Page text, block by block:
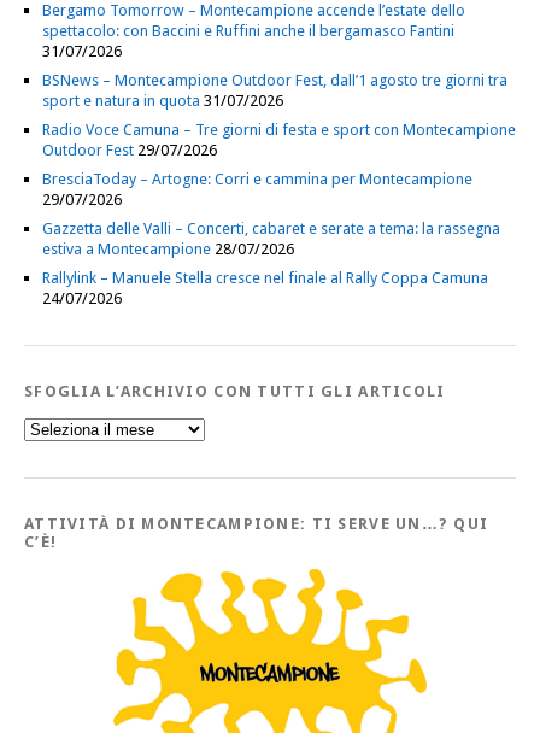
Bergamo Tomorrow – Montecampione accende l’estate dello
spettacolo: con Baccini e Ruffini anche il bergamasco Fantini
31/07/2026
BSNews – Montecampione Outdoor Fest, dall’1 agosto tre giorni tra
sport e natura in quota 31/07/2026
Radio Voce Camuna – Tre giorni di festa e sport con Montecampione
Outdoor Fest 29/07/2026
BresciaToday – Artogne: Corri e cammina per Montecampione
29/07/2026
Gazzetta delle Valli – Concerti, cabaret e serate a tema: la rassegna
estiva a Montecampione 28/07/2026
Rallylink – Manuele Stella cresce nel finale al Rally Coppa Camuna
24/07/2026
SFOGLIA L’ARCHIVIO CON TUTTI GLI ARTICOLI
Sfoglia
l’Archivio
tutti
Articoli
ATTIVITÀ DI MONTECAMPIONE: TI SERVE UN…? QUI
C’È!